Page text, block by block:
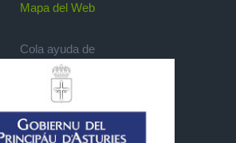
Mapa del Web
Cola ayuda de